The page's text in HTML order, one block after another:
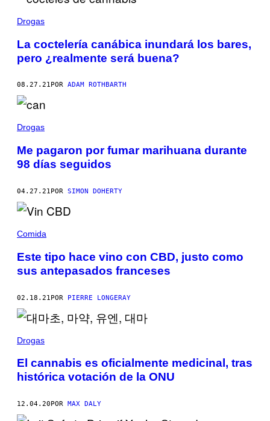
Drogas
La coctelería canábica inundará los bares,
pero ¿realmente será buena?
08.27.21 POR ADAM ROTHBARTH
Drogas
Me pagaron por fumar marihuana durante
98 días seguidos
04.27.21POR SIMON DOHERTY
Comida
Este tipo hace vino con CBD, justo como
sus antepasados ​​franceses
02.18.21 POR PIERRE LONGERAY
Drogas
El cannabis es oficialmente medicinal, tras
histórica votación de la ONU
12.04.20 POR MAX DALY